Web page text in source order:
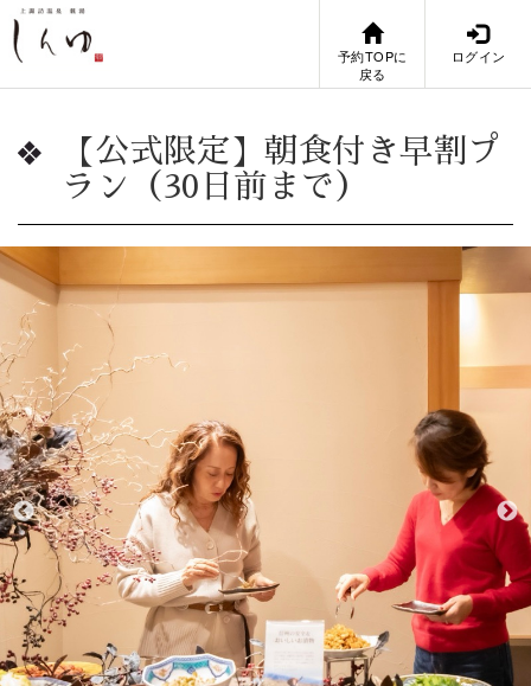
予約TOPに
戻る
ログイン
【公式限定】朝食付き早割プ
ラン（30日前まで）